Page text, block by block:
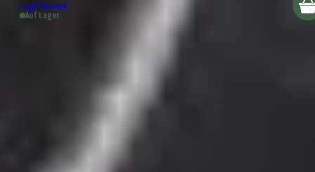
zzgl. Versand
Auf Lager